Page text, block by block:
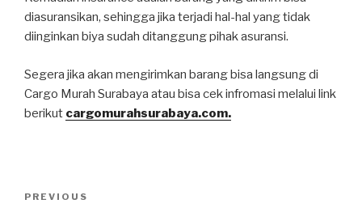
diasuransikan, sehingga jika terjadi hal-hal yang tidak
diinginkan biya sudah ditanggung pihak asuransi.
Segera jika akan mengirimkan barang bisa langsung di
Cargo Murah Surabaya atau bisa cek infromasi melalui link
berikut cargomurahsurabaya.com.
Post
Previous
PREVIOUS